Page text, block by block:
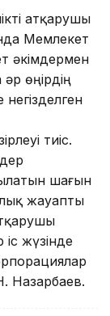
атқарушы
Мемлекет
әкімдермен
өңірдің
тиіс.
шағын
жауапты
жүзінде
Назарбаев.